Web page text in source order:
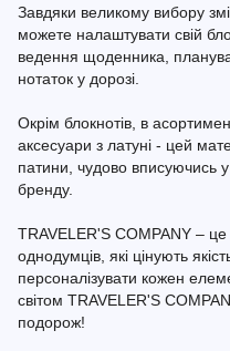
Завдяки великому вибору
можете налаштувати свій
ведення щоденника,
нотаток у дорозі.
Окрім блокнотів, в
аксесуари з латуні - цей
патини, чудово вписуючись у
бренду.
TRAVELER'S COMPANY – це
однодумців, які цінують
персоналізувати кожен
світом TRAVELER'S
подорож!